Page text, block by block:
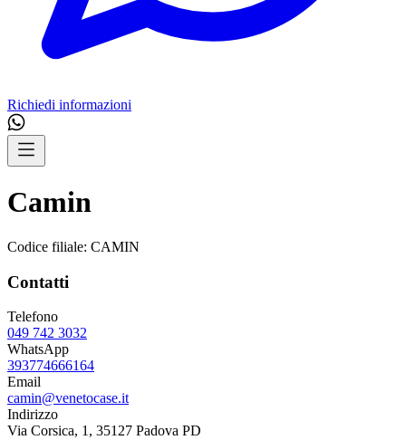
Richiedi informazioni
Camin
Codice filiale: CAMIN
Contatti
Telefono
049 742 3032
WhatsApp
393774666164
Email
camin@venetocase.it
Indirizzo
Via Corsica, 1, 35127 Padova PD